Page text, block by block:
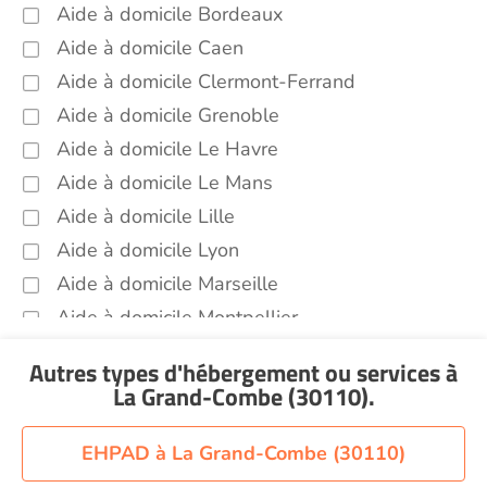
Aide à domicile Bordeaux
Aide à domicile Caen
Aide à domicile Clermont-Ferrand
Aide à domicile Grenoble
Aide à domicile Le Havre
Aide à domicile Le Mans
Aide à domicile Lille
Aide à domicile Lyon
Aide à domicile Marseille
Aide à domicile Montpellier
Aide à domicile Nice
Aide à domicile Orléans
Aide à domicile Paris
Autres types d'hébergement ou servicesà
La Grand-Combe (30110).
EHPAD à La Grand-Combe (30110)